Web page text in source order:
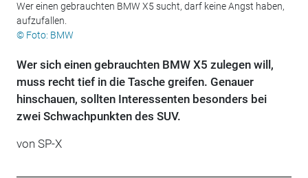
Wer einen gebrauchten BMW X5 sucht, darf keine Angst haben,
aufzufallen.
© Foto: BMW
Wer sich einen gebrauchten BMW X5 zulegen will,
muss recht tief in die Tasche greifen. Genauer
hinschauen, sollten Interessenten besonders bei
zwei Schwachpunkten des SUV.
von SP-X